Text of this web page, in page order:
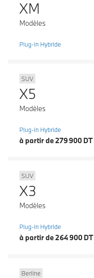
XM
Modèles
Plug-in Hybride
SUV
X5
Modèles
Plug-in Hybride
à partir de 279 900 DT
SUV
X3
Modèles
Plug-in Hybride
à partir de 264 900 DT
Berline